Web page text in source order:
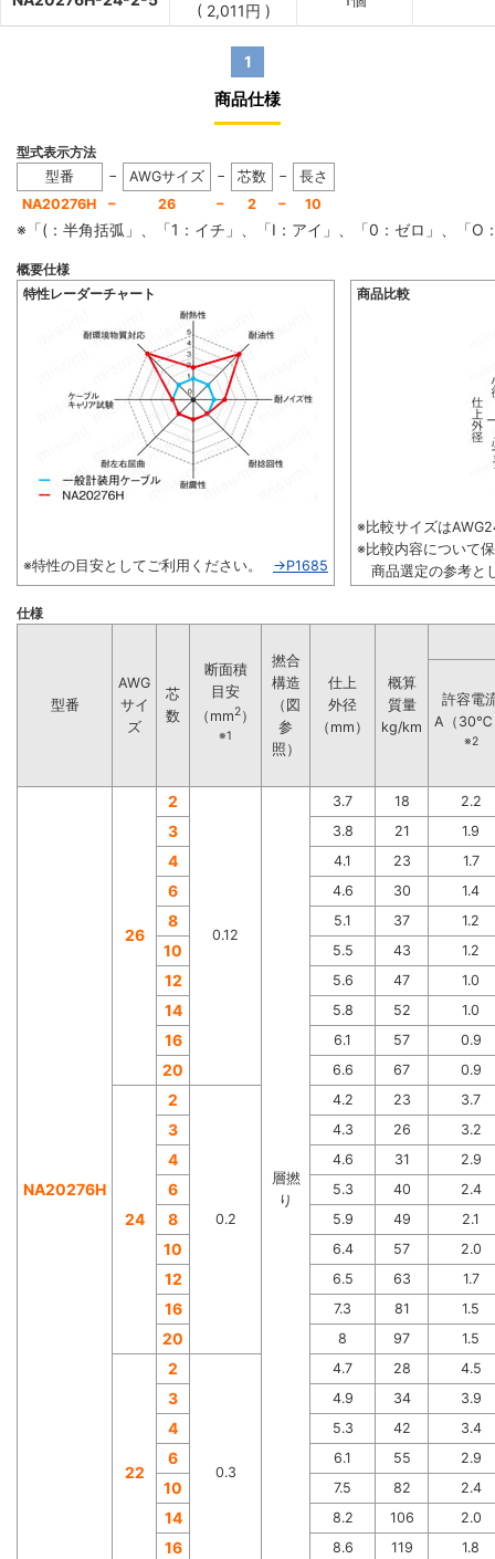
( 2,011円 )
1
商品仕様
型式表示方法
型番
− AWGサイズ − 芯数 −
長さ
NA20276H
− 26 − 2 − 10
※「(：半角括弧」、「1：イチ」、「I：アイ」、「0：ゼロ」、「
概要仕様
特性レーダーチャート
商品比較
※比較サイズは
※比較内容について
商品選定の参考と
※特性の目安としてご利用ください。 →P1685
仕様
型番
AWG
サイ
ズ
芯
数
断面積
目安
（mm2）
※1
撚合
構造
（図
参
照）
仕上
外径
（mm）
概算
質量
kg/km
許容電
A（30℃
※2
NA20276H
26
2
0.12
層撚
り
3.7 18 2.2
3 3.8 21 1.9
4 4.1 23 1.7
6 4.6 30 1.4
8 5.1 37 1.2
10 5.5 43 1.2
12 5.6 47 1.0
14 5.8 52 1.0
16 6.1 57 0.9
20 6.6 67 0.9
24
2
0.2
4.2 23 3.7
3 4.3 26 3.2
4 4.6 31 2.9
6 5.3 40 2.4
8 5.9 49 2.1
10 6.4 57 2.0
12 6.5 63 1.7
16 7.3 81 1.5
20 8 97 1.5
22
2
0.3
4.7 28 4.5
3 4.9 34 3.9
4 5.3 42 3.4
6 6.1 55 2.9
10 7.5 82 2.4
14 8.2 106 2.0
16 8.6 119 1.8